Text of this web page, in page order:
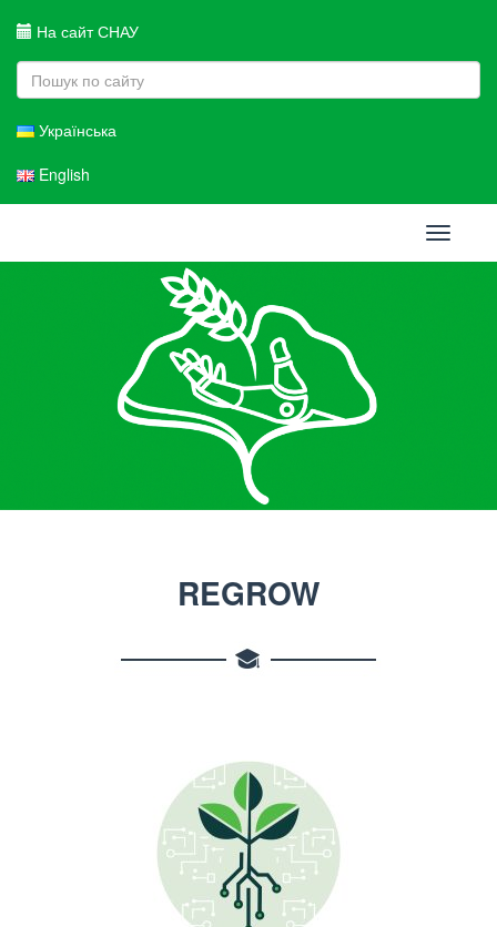
На сайт СНАУ
Українська
English
Toggle
REGROW